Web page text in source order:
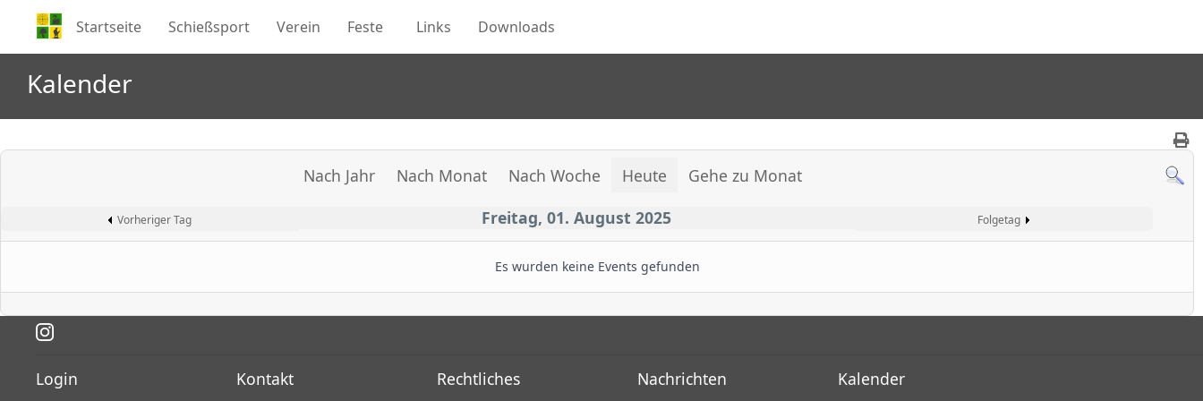
Startseite Schießsport Verein Feste Links Downloads
Kalender
Nach Jahr Nach Monat Nach Woche Heute Gehe zu Monat
Vorheriger Tag Freitag, 01. August 2025 Folgetag
Es wurden keine Events gefunden
Login Kontakt Rechtliches Nachrichten Kalender